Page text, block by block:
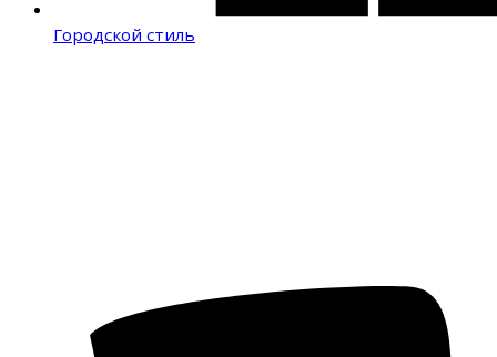
Городской стиль